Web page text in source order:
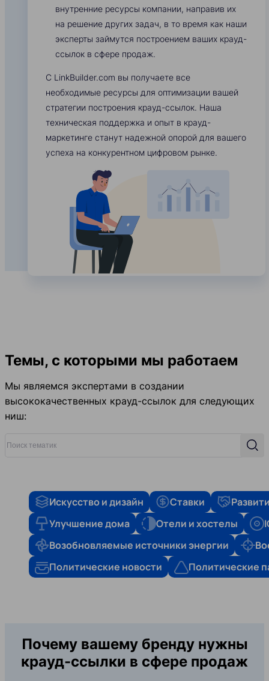
внутренние ресурсы компании, направив их
на решение других задач, в то время как наши
эксперты займутся построением ваших крауд-
ссылок в сфере продаж.
С LinkBuilder.com вы получаете все
необходимые ресурсы для оптимизации вашей
стратегии построения крауд-ссылок. Наша
техническая поддержка и опыт в крауд-
маркетинге станут надежной опорой для вашего
успеха на конкурентном цифровом рынке.
Темы, с которыми мы работаем
Мы являемся экспертами в создании
высококачественных крауд-ссылок для следующих
ниш:
Искусство и дизайн Ставки
Улучшение дома
Отели и хостелы
Возобновляемые источники энергии
Политические новости
Политические
Почему вашему бренду нужны
крауд-ссылки в сфере продаж